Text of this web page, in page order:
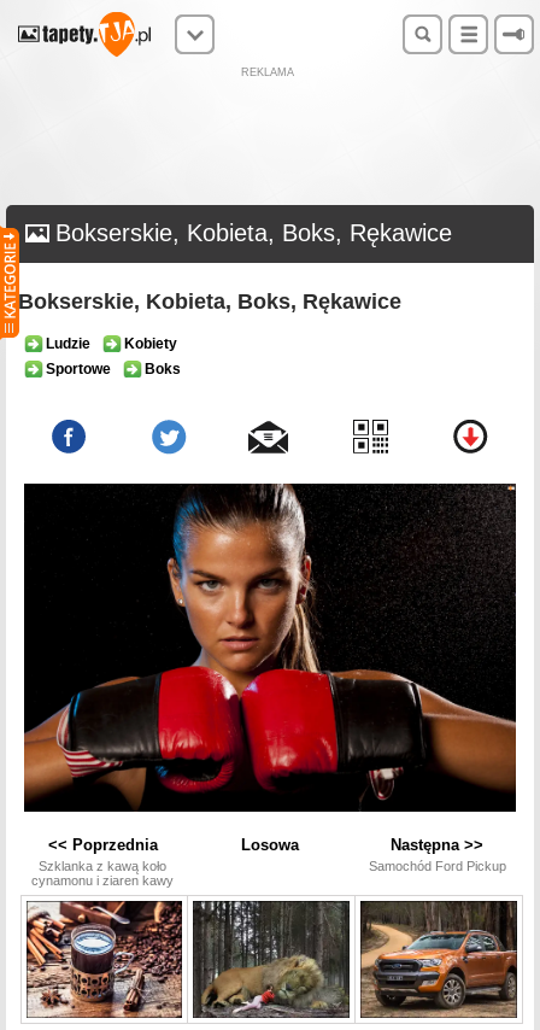
REKLAMA
Bokserskie, Kobieta, Boks, Rękawice
Bokserskie, Kobieta, Boks, Rękawice
Ludzie
Kobiety
Sportowe
Boks
<< Poprzednia
Szklanka z kawą koło
cynamonu i ziaren kawy
Losowa Następna >>
Samochód Ford Pickup